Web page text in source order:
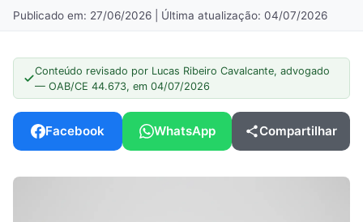
Publicado em: 27/06/2026 | Última atualização: 04/07/2026
Conteúdo revisado por Lucas Ribeiro Cavalcante, advogado
— OAB/CE 44.673, em 04/07/2026
Facebook WhatsApp Compartilhar